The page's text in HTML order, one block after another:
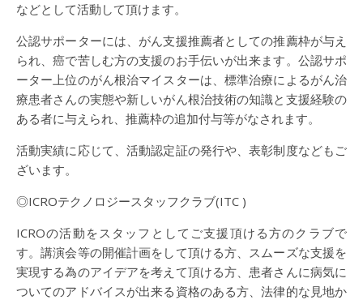
などとして活動して頂けます。
公認サポーターには、がん支援推薦者としての推薦枠が与え
られ、癌で苦しむ方の支援のお手伝いが出来ます。公認サポ
ーター上位のがん根治マイスターは、標準治療によるがん治
療患者さんの実態や新しいがん根治技術の知識と支援経験の
ある者に与えられ、推薦枠の追加付与等がなされます。
活動実績に応じて、活動認定証の発行や、表彰制度などもご
ざいます。
◎ICROテクノロジースタッフクラブ(ITC )
ICROの活動をスタッフとしてご支援頂ける方のクラブで
す。講演会等の開催計画をして頂ける方、スムーズな支援を
実現する為のアイデアを考えて頂ける方、患者さんに病気に
ついてのアドバイスが出来る資格のある方、法律的な見地か